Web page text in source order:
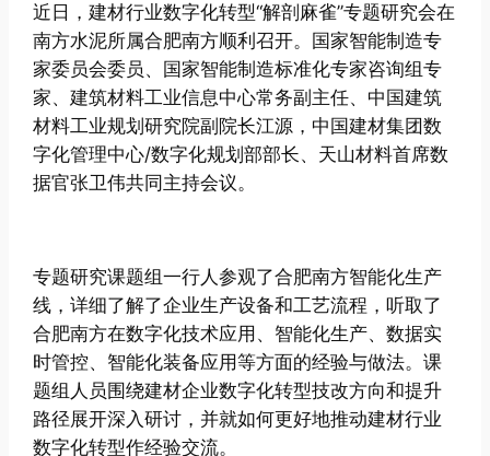
近日，建材行业数字化转型“解剖麻雀”专题研究会在
南方水泥所属合肥南方顺利召开。国家智能制造专
家委员会委员、国家智能制造标准化专家咨询组专
家、建筑材料工业信息中心常务副主任、中国建筑
材料工业规划研究院副院长江源，中国建材集团数
字化管理中心/数字化规划部部长、天山材料首席数
据官张卫伟共同主持会议。
专题研究课题组一行人参观了合肥南方智能化生产
线，详细了解了企业生产设备和工艺流程，听取了
合肥南方在数字化技术应用、智能化生产、数据实
时管控、智能化装备应用等方面的经验与做法。课
题组人员围绕建材企业数字化转型技改方向和提升
路径展开深入研讨，并就如何更好地推动建材行业
数字化转型作经验交流。